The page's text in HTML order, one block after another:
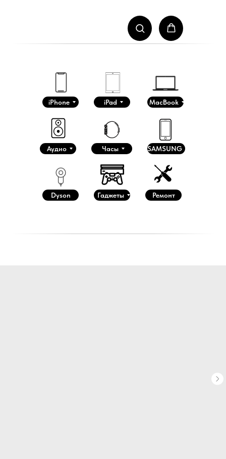
iPhone iPad MacBook
Аудио Часы
Dyson Гаджеты
SAMSUNG
Ремонт